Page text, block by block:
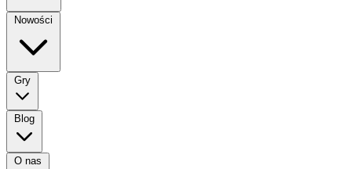
Nowości
Gry
Blog
O nas